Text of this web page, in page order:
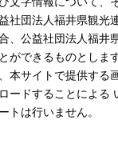
社団法人福井県観光
、公益社団法人福井
ができるものとしま
本サイトで提供する
ードすることによる
トは行いません。